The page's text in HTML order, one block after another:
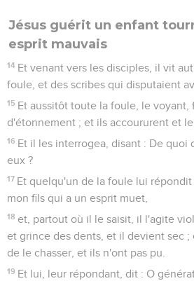
Jésus guérit un enfant
esprit mauvais
14 Et venant vers les disciples, il vit
foule, et des scribes qui disputaient
15 Et aussitôt toute la foule, le voyant,
d'étonnement ; et ils accoururent et le
16 Et il les interrogea, disant : De quoi
eux ?
17 Et quelqu'un de la foule lui
mon fils qui a un esprit muet,
18 et, partout où il le saisit, il l'agite
et grince des dents, et il devient sec ;
de le chasser, et ils n'ont pas pu.
19 Et lui, leur répondant, dit : O